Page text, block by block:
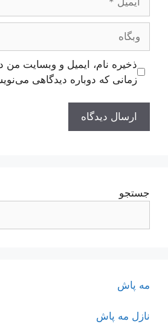
وبگاه
ذخیره نام، ایمیل و وبسایت من
زمانی که دوباره دیدگاهی
جستجو
مه پاش
نازل مه پاش